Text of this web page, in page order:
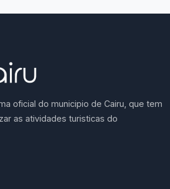
oficial do municipio de Cairu, que tem
as atividades turisticas do